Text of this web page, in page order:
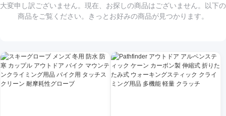
大変申し訳ございません。現在、お探しの商品はございません。以下の
商品をご覧ください。きっとお好みの商品が見つかります。